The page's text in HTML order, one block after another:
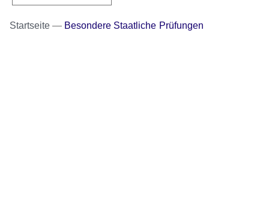
Startseite Besondere Staatliche Prüfungen